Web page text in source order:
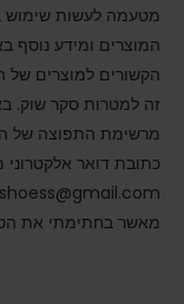
מטעמה לעשות שימוש
המוצרים ומידע נוסף
הקשורים למוצרים של
זה למטרות סקר שוק.
מרשימת התפוצה של
כתובת דואר
מאשר בחתימתי את